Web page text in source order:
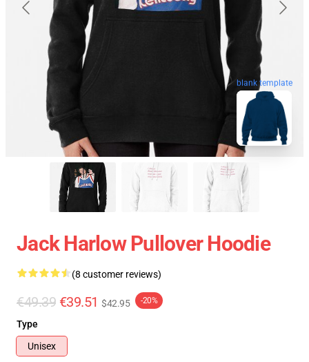
blank template
Jack Harlow Pullover Hoodie
(8 customer reviews)
€49.39 €39.51 $42.95 -20%
Type
Unisex